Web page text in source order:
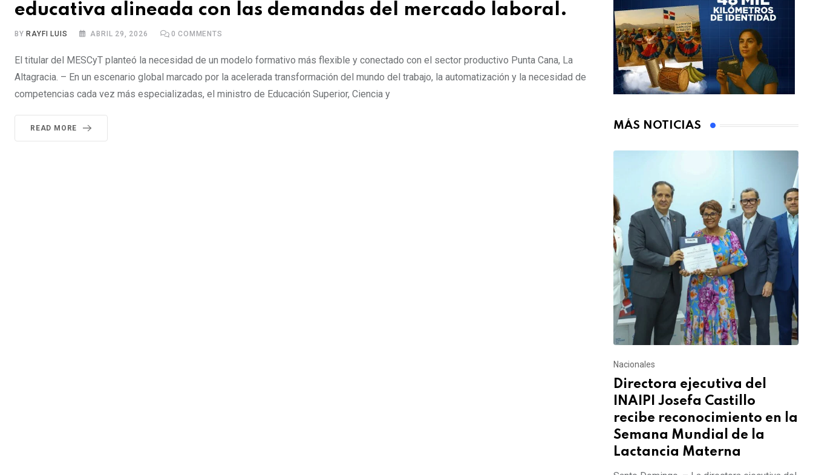
educativa alineada con las demandas del mercado laboral.
BY RAYFI LUIS ABRIL 29, 2026 0 COMMENTS
El titular del MESCyT planteó la necesidad de un modelo formativo más flexible y conectado con el sector productivo Punta Cana, La
Altagracia. – En un escenario global marcado por la acelerada transformación del mundo del trabajo, la automatización y la necesidad de
competencias cada vez más especializadas, el ministro de Educación Superior, Ciencia y
READ MORE MÁS NOTICIAS
Nacionales
Directora ejecutiva del
INAIPI Josefa Castillo
recibe reconocimiento en la
Semana Mundial de la
Lactancia Materna